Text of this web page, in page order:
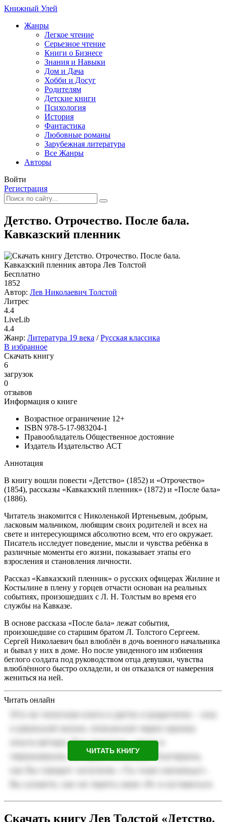
Книжный Улей
Жанры
Легкое чтение
Серьезное чтение
Книги о Бизнесе
Знания и Навыки
Дом и Дача
Хобби и Досуг
Родителям
Детские книги
Психология
История
Фантастика
Любовные романы
Зарубежная литература
Все Жанры
Авторы
Войти
Регистрация
Детство. Отрочество. После бала.
Кавказский пленник
Бесплатно
1852
Автор: Лев Николаевич Толстой
Литрес
4.4
LiveLib
4.4
Жанр: Литература 19 века /Русская классика
В избранное
Скачать книгу
6
загрузок
0
отзывов
Информация о книге
Возрастное ограничение 12+
ISBN 978-5-17-983204-1
Правообладатель Общественное достояние
Издатель Издательство АСТ
Аннотация
В книгу вошли повести «Детство» (1852) и «Отрочество»
(1854), рассказы «Кавказский пленник» (1872) и «После бала»
(1886).
Читатель знакомится с Николенькой Иртеньевым, добрым,
ласковым мальчиком, любящим своих родителей и всех на
свете и интересующимся абсолютно всем, что его окружает.
Писатель исследует поведение, мысли и чувства ребёнка в
различные моменты его жизни, показывает этапы его
взросления и становления личности.
Рассказ «Кавказский пленник» о русских офицерах Жилине и
Костылине в плену у горцев отчасти основан на реальных
событиях, произошедших с Л. Н. Толстым во время его
службы на Кавказе.
В основе рассказа «После бала» лежат события,
произошедшие со старшим братом Л. Толстого Сергеем.
Сергей Николаевич был влюблён в дочь военного начальника
и бывал у них в доме. Но после увиденного им избиения
беглого солдата под руководством отца девушки, чувства
влюблённого быстро охладели, и он отказался от намерения
жениться на ней.
Читать онлайн
ЧИТАТЬ КНИГУ
Скачать книгу Лев Толстой «Детство.